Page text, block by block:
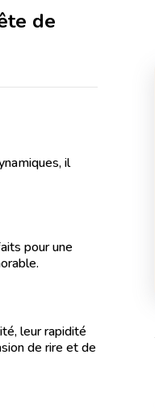
de
il
pour une
leur rapidité
de rire et de